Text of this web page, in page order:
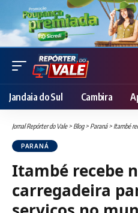
Jandaia do Sul Cambira
Jornal Repórter do Vale> Blog> Paraná> Itambé
PARANÁ
Itambé recebe
carregadeira